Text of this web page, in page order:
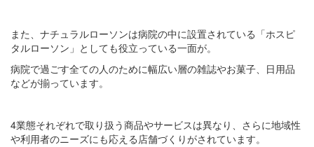
また、ナチュラルローソンは病院の中に設置されている「ホスピ
タルローソン」としても役立っている一面が。
病院で過ごす全ての人のために幅広い層の雑誌やお菓子、日用品
などが揃っています。
4業態それぞれで取り扱う商品やサービスは異なり、さらに地域性
や利用者のニーズにも応える店舗づくりがされています。